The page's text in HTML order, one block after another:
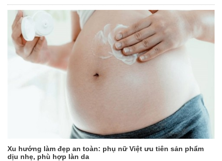
Xu hướng làm đẹp an toàn: phụ nữ Việt ưu tiên sản phẩm
dịu nhẹ, phù hợp làn da